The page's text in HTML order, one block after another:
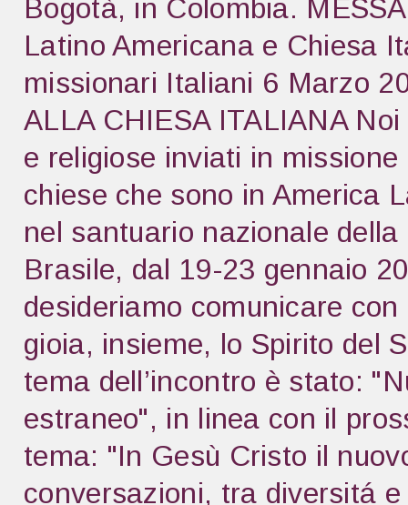
Bogotà, in Colombia.
Latino Americana e Chiesa
missionari Italiani 6 Marzo
ALLA CHIESA ITALIANA
e religiose inviati in
chiese che sono in America
nel santuario nazionale
Brasile, dal 19-23 gennaio
desideriamo comunicare
gioia, insieme, lo Spirito del
tema dell’incontro è stato:
estraneo", in linea con il
tema: "In Gesù Cristo il
conversazioni, tra diversitá